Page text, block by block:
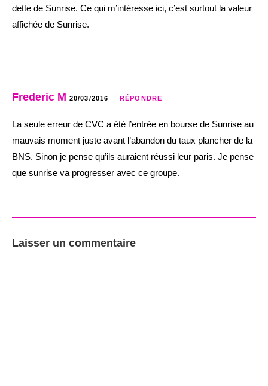
dette de Sunrise. Ce qui m’intéresse ici, c’est surtout la valeur
affichée de Sunrise.
Frederic M 20/03/2016 RÉPONDRE
La seule erreur de CVC a été l’entrée en bourse de Sunrise au
mauvais moment juste avant l’abandon du taux plancher de la
BNS. Sinon je pense qu’ils auraient réussi leur paris. Je pense
que sunrise va progresser avec ce groupe.
Laisser un commentaire